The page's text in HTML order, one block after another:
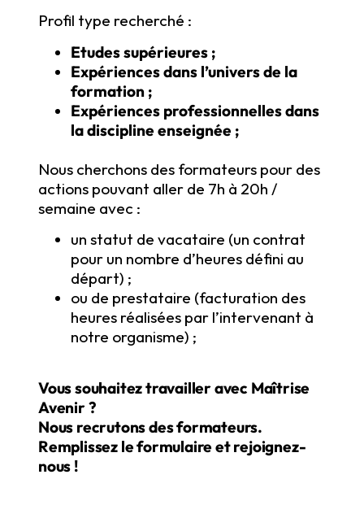
Profil type recherché :
Etudes supérieures ;
Expériences dans l’univers de la
formation ;
Expériences professionnelles dans
la discipline enseignée ;
Nous cherchons des formateurs pour des
actions pouvant aller de 7h à 20h /
semaine avec :
un statut de vacataire (un contrat
pour un nombre d’heures défini au
départ) ;
ou de prestataire (facturation des
heures réalisées par l’intervenant à
notre organisme) ;
Vous souhaitez travailler avec Maîtrise
Avenir ?
Nous recrutons des formateurs.
Remplissez le formulaire et rejoignez-
nous !